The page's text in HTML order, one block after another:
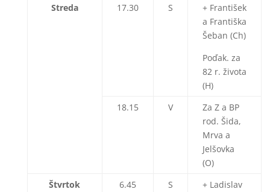
Streda
17.30 S
+ František
a Františka
Šeban (Ch)
Poďak. za
82 r. života
(H)
18.15
V
Za Z a BP
rod. Šida,
Mrva a
Jelšovka
(O)
Štvrtok
6.45 S
+ Ladislav